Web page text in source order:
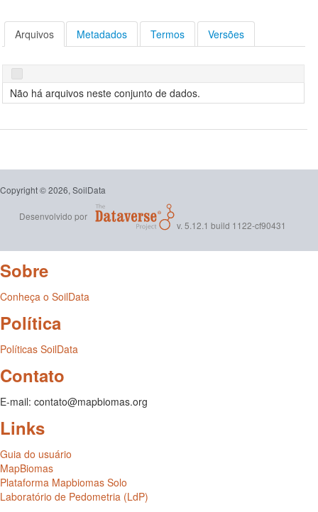
Arquivos Metadados Termos Versões
Não há arquivos neste conjunto de dados.
Copyright © 2026, SoilData
Desenvolvido por
v. 5.12.1 build 1122-cf90431
Sobre
Conheça o SoilData
Política
Políticas SoilData
Contato
E-mail: contato@mapbiomas.org
Links
Guia do usuário
MapBiomas
Plataforma Mapbiomas Solo
Laboratório de Pedometria (LdP)